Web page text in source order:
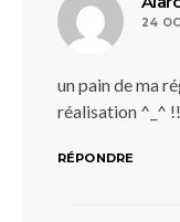
24
un pain de ma
réalisation ^_^
RÉPONDRE